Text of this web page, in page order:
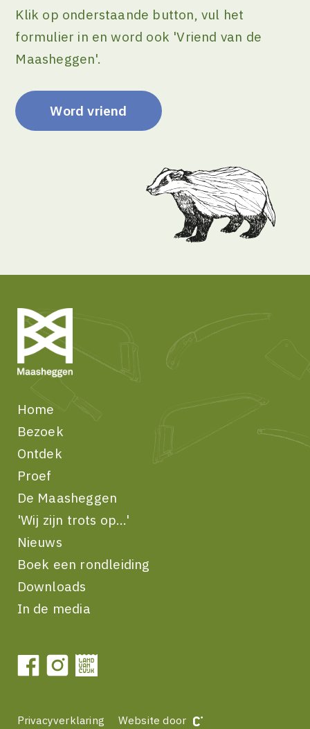
Klik op onderstaande button, vul het
formulier in en word ook 'Vriend van de
Maasheggen'.
Word vriend
Home
Bezoek
Ontdek
Proef
De Maasheggen
'Wij zijn trots op...'
Nieuws
Boek een rondleiding
Downloads
In de media
Privacyverklaring Website door